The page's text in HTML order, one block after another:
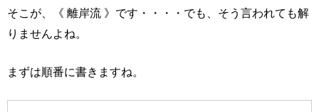
そこが、《 離岸流 》です・・・・でも、そう言われても解
りませんよね。
まずは順番に書きますね。